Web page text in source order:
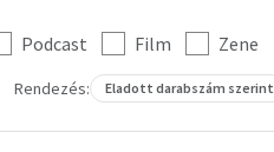
Podcast Film
Zene
Rendezés: Eladott darabszám szerint